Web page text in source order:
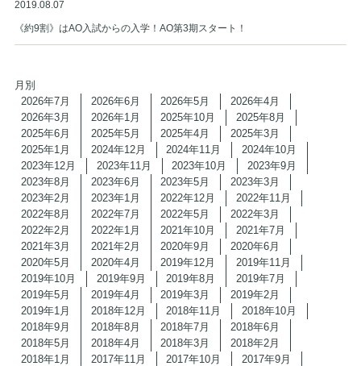
2019.08.07
《約9割》はAO入試からの入学！AO第3期スタート！
月別
2026年7月
2026年6月 2026年5月
2026年4月
2026年3月
2026年1月 2025年10月
2025年8月
2025年6月
2025年5月 2025年4月
2025年3月
2025年1月
2024年12月 2024年11月
2024年10月
2023年12月
2023年11月 2023年10月
2023年9月
2023年8月
2023年6月 2023年5月
2023年3月
2023年2月
2023年1月 2022年12月
2022年11月
2022年8月
2022年7月 2022年5月
2022年3月
2022年2月
2022年1月 2021年10月
2021年7月
2021年3月
2021年2月 2020年9月
2020年6月
2020年5月
2020年4月 2019年12月
2019年11月
2019年10月
2019年9月 2019年8月
2019年7月
2019年5月
2019年4月 2019年3月
2019年2月
2019年1月
2018年12月 2018年11月
2018年10月
2018年9月
2018年8月 2018年7月
2018年6月
2018年5月
2018年4月 2018年3月
2018年2月
2018年1月
2017年11月 2017年10月
2017年9月